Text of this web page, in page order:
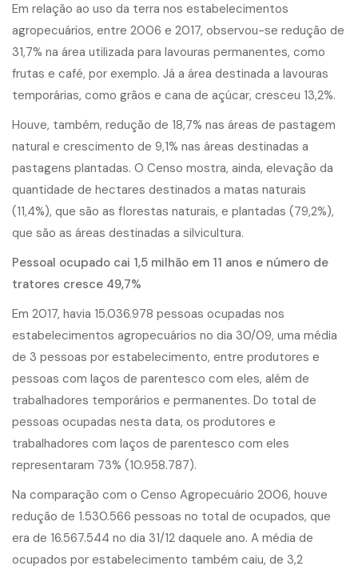
Em relação ao uso da terra nos estabelecimentos
agropecuários, entre 2006 e 2017, observou-se redução de
31,7% na área utilizada para lavouras permanentes, como
frutas e café, por exemplo. Já a área destinada a lavouras
temporárias, como grãos e cana de açúcar, cresceu 13,2%.
Houve, também, redução de 18,7% nas áreas de pastagem
natural e crescimento de 9,1% nas áreas destinadas a
pastagens plantadas. O Censo mostra, ainda, elevação da
quantidade de hectares destinados a matas naturais
(11,4%), que são as florestas naturais, e plantadas (79,2%),
que são as áreas destinadas a silvicultura.
Pessoal ocupado cai 1,5 milhão em 11 anos e número de
tratores cresce 49,7%
Em 2017, havia 15.036.978 pessoas ocupadas nos
estabelecimentos agropecuários no dia 30/09, uma média
de 3 pessoas por estabelecimento, entre produtores e
pessoas com laços de parentesco com eles, além de
trabalhadores temporários e permanentes. Do total de
pessoas ocupadas nesta data, os produtores e
trabalhadores com laços de parentesco com eles
representaram 73% (10.958.787).
Na comparação com o Censo Agropecuário 2006, houve
redução de 1.530.566 pessoas no total de ocupados, que
era de 16.567.544 no dia 31/12 daquele ano. A média de
ocupados por estabelecimento também caiu, de 3,2